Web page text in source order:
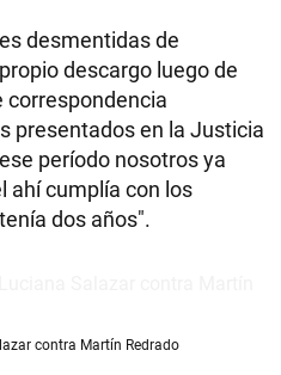
desmentidas de
descargo luego de
correspondencia
presentados en la Justicia
período nosotros ya
ahí cumplía con los
dos años".
contra Martín Redrado